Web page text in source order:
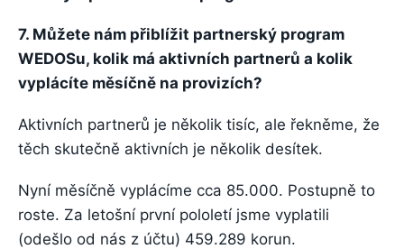
7. Můžete nám přiblížit partnerský program
WEDOSu, kolik má aktivních partnerů a kolik
vyplácíte měsíčně na provizích?
Aktivních partnerů je několik tisíc, ale řekněme, že
těch skutečně aktivních je několik desítek.
Nyní měsíčně vyplácíme cca 85.000. Postupně to
roste. Za letošní první pololetí jsme vyplatili
(odešlo od nás z účtu) 459.289 korun.